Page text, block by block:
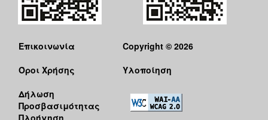
Επικοινωνία
Όροι Χρήσης
Δήλωση
Προσβασιμότητας
Πλοήγηση
Copyright © 2026
Υλοποίηση